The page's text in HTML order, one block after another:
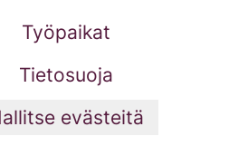
Työpaikat
Tietosuoja
evästeitä